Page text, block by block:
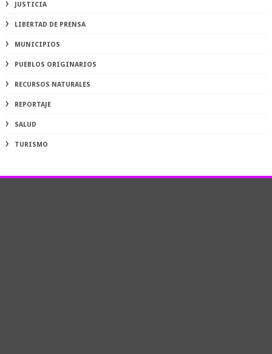
JUSTICIA
LIBERTAD DE PRENSA
MUNICIPIOS
PUEBLOS ORIGINARIOS
RECURSOS NATURALES
REPORTAJE
SALUD
TURISMO